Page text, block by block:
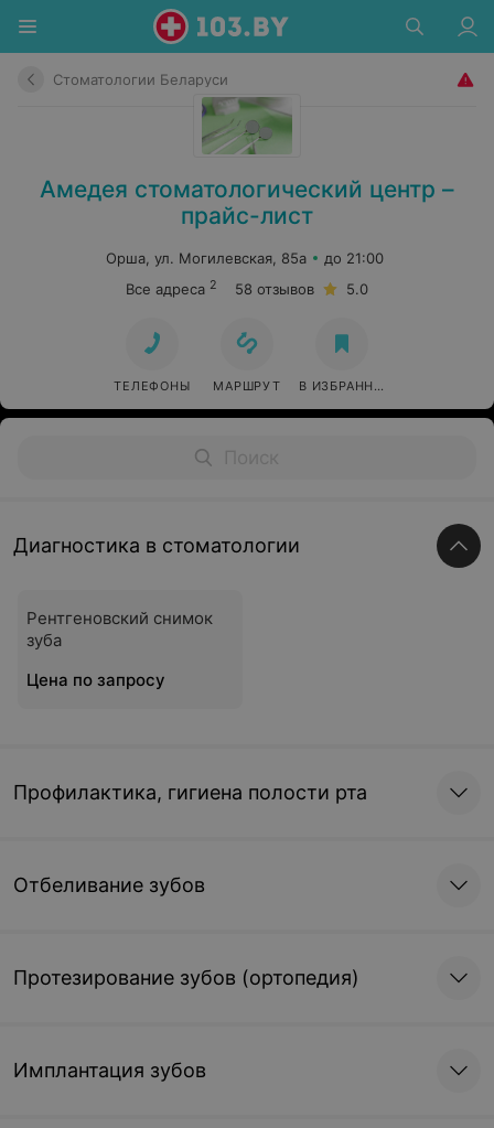
Стоматологии Беларуси
Амедея стоматологический центр –
прайс-лист
Орша, ул. Могилевская, 85а
до 21:00
Все адреса 2 58 отзывов 5.0
ТЕЛЕФОНЫ МАРШРУТ В ИЗБРАННОЕ
Диагностика в стоматологии
Рентгеновский снимок
зуба
Цена по запросу
Профилактика, гигиена полости рта
Отбеливание зубов
Протезирование зубов (ортопедия)
Имплантация зубов